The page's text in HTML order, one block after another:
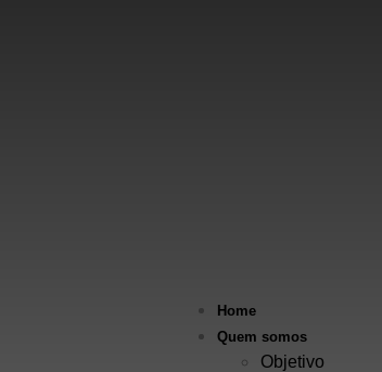
Home
Quem somos
Objetivo